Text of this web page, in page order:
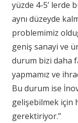
yüzde 4-5’ lerde
aynı düzeyde
problemimiz
geniş sanayi ve
durum bizi daha
yapmamız ve
Bu durum ise
gelişebilmek için
gerektiriyor.”